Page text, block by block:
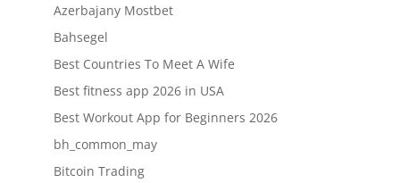
Azerbajany Mostbet
Bahsegel
Best Countries To Meet A Wife
Best fitness app 2026 in USA
Best Workout App for Beginners 2026
bh_common_may
Bitcoin Trading